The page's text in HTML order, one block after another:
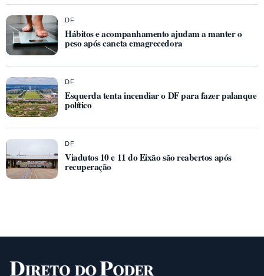
DF
Hábitos e acompanhamento ajudam a manter o
peso após caneta emagrecedora
DF
Esquerda tenta incendiar o DF para fazer palanque
político
DF
Viadutos 10 e 11 do Eixão são reabertos após
recuperação